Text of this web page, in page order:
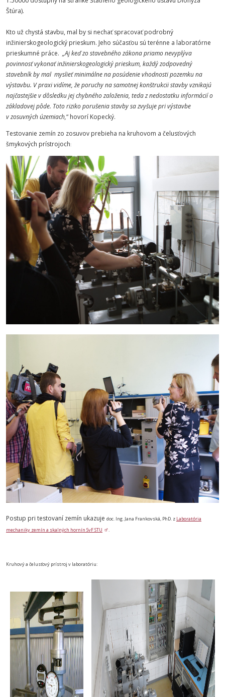
Štúra).
Kto už chystá stavbu, mal by si nechať spracovať podrobný
inžinierskogeologický prieskum. Jeho súčasťou sú terénne a laboratórne
prieskumné práce. „Aj keď zo stavebného zákona priamo nevyplýva
povinnosť vykonať inžinierskogeologický prieskum, každý zodpovedný
stavebník by mal myslieť minimálne na posúdenie vhodnosti pozemku na
výstavbu. V praxi vidíme, že poruchy na samotnej konštrukcii stavby vznikajú
najčastejšie v dôsledku jej chybného založenia, teda z nedostatku informácií o
základovej pôde. Toto riziko porušenia stavby sa zvyšuje pri výstavbe
v zosuvných územiach,“ hovorí Kopecký.
Testovanie zemín zo zosuvov prebieha na kruhovom a čelusťových
šmykových prístrojoch:
Postup pri testovaní zemín ukazuje doc. Ing. Jana Frankovská, PhD. z Laboratória
mechaniky zemín a skalných hornín SvF STU
.
Kruhový a čelusťový prístroj v laboratóriu: